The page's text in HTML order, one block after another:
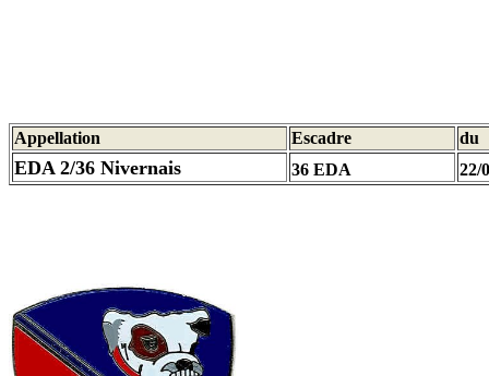
Appellation Escadre du
EDA 2/36 Nivernais 36 EDA 22/